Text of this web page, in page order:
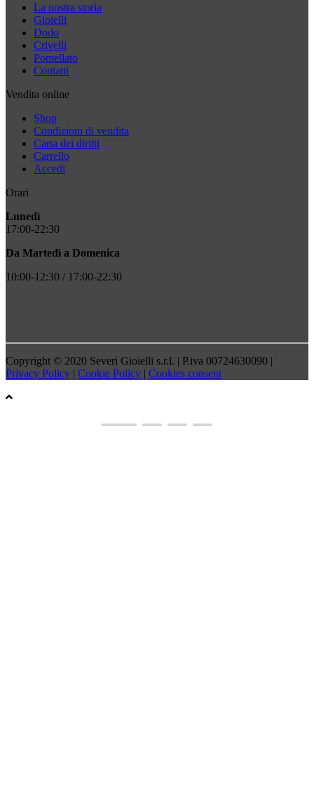
La nostra storia
Gioielli
Dodo
Crivelli
Pomellato
Contatti
Vendita online
Shop
Condizioni di vendita
Carta dei diritti
Carrello
Accedi
Orari
Lunedì
17:00-22:30
Da Martedì a Domenica
10:00-12:30 / 17:00-22:30
Copyright © 2020 Severi Gioielli s.r.l. | P.iva 00724630090 |
Privacy Policy | Cookie Policy | Cookies consent